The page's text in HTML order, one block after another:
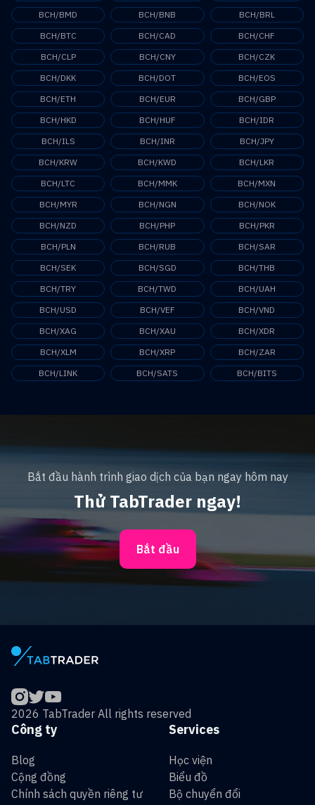
BCH/BMD
BCH/BNB
BCH/BRL
BCH/BTC
BCH/CAD
BCH/CHF
BCH/CLP
BCH/CNY
BCH/CZK
BCH/DKK
BCH/DOT
BCH/EOS
BCH/ETH
BCH/EUR
BCH/GBP
BCH/HKD
BCH/HUF
BCH/IDR
BCH/ILS
BCH/INR
BCH/JPY
BCH/KRW
BCH/KWD
BCH/LKR
BCH/LTC
BCH/MMK
BCH/MXN
BCH/MYR
BCH/NGN
BCH/NOK
BCH/NZD
BCH/PHP
BCH/PKR
BCH/PLN
BCH/RUB
BCH/SAR
BCH/SEK
BCH/SGD
BCH/THB
BCH/TRY
BCH/TWD
BCH/UAH
BCH/USD
BCH/VEF
BCH/VND
BCH/XAG
BCH/XAU
BCH/XDR
BCH/XLM
BCH/XRP
BCH/ZAR
BCH/LINK
BCH/SATS BCH/BITS
Bắt đầu hành trình giao dịch của bạn ngay hôm nay
Thử TabTrader ngay!
Bắt đầu
2026 TabTrader All rights reserved
Services
Học viện
Biểu đồ
Bộ chuyển đổi
Công ty
Blog
Cộng đồng
Chính sách quyền riêng tư